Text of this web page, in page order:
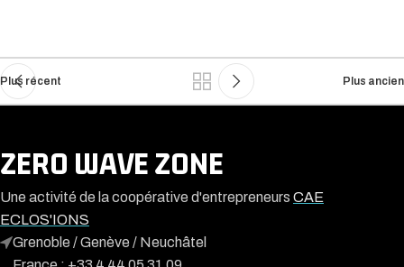
Plus récent Plus ancien
ZERO WAVE ZONE
Une activité de la coopérative d'entrepreneurs CAE
ECLOS'IONS
Grenoble / Genève / Neuchâtel